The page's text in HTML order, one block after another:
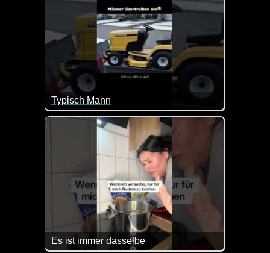
Typisch Mann
Es schaufelt zwar Schnee, aber eine
Es ist immer dasselbe